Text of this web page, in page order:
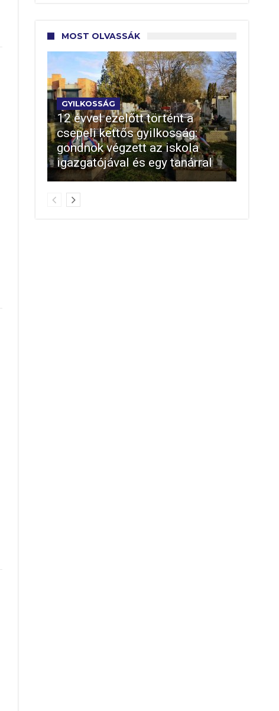
MOST OLVASSÁK
GYILKOSSÁG
12 évvel ezelőtt történt a
csepeli kettős gyilkosság:
gondnok végzett az iskola
igazgatójával és egy tanárral